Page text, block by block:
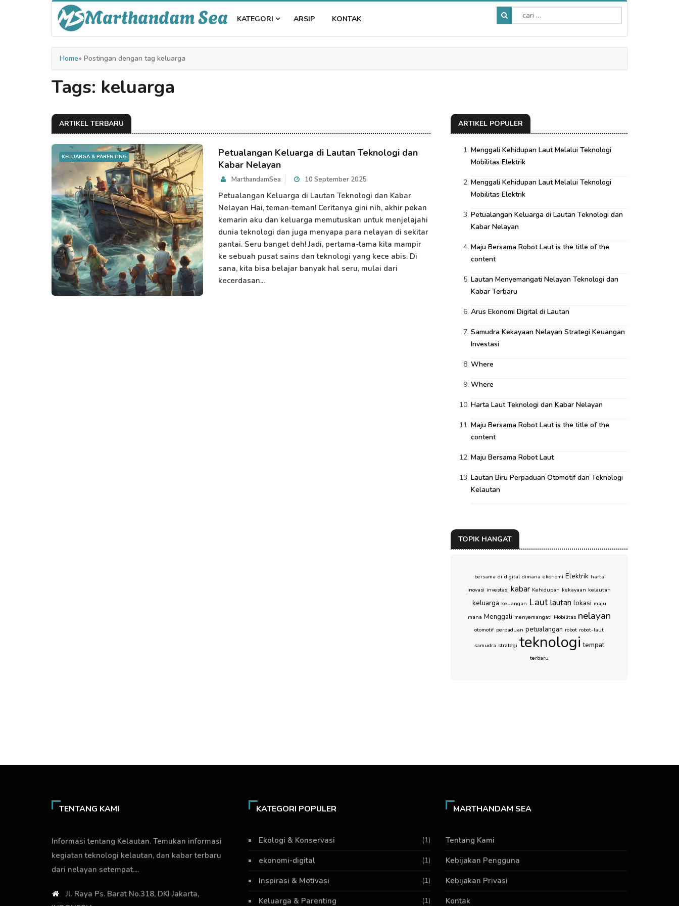
Marthandam Sea KATEGORI ARSIP KONTAK
Home» Postingan dengan tag keluarga
Tags: keluarga
ARTIKEL TERBARU
KELUARGA & PARENTING
Petualangan Keluarga di Lautan Teknologi dan
Kabar Nelayan
MarthandamSea 10 September 2025
Petualangan Keluarga di Lautan Teknologi dan Kabar
Nelayan Hai, teman-teman! Ceritanya gini nih, akhir pekan
kemarin aku dan keluarga memutuskan untuk menjelajahi
dunia teknologi dan juga menyapa para nelayan di sekitar
pantai. Seru banget deh! Jadi, pertama-tama kita mampir
ke sebuah pusat sains dan teknologi yang kece abis. Di
sana, kita bisa belajar banyak hal seru, mulai dari
kecerdasan...
ARTIKEL POPULER
Menggali Kehidupan Laut Melalui Teknologi
Mobilitas Elektrik
Menggali Kehidupan Laut Melalui Teknologi
Mobilitas Elektrik
Petualangan Keluarga di Lautan Teknologi dan
Kabar Nelayan
Maju Bersama Robot Laut is the title of the
content
Lautan Menyemangati Nelayan Teknologi dan
Kabar Terbaru
Arus Ekonomi Digital di Lautan
Samudra Kekayaan Nelayan Strategi Keuangan
Investasi
Where
Where
Harta Laut Teknologi dan Kabar Nelayan
Maju Bersama Robot Laut is the title of the
content
Maju Bersama Robot Laut
Lautan Biru Perpaduan Otomotif dan Teknologi
Kelautan
TOPIK HANGAT
bersama di digital dimana ekonomi Elektrik harta
inovasi investasi kabar Kehidupan kekayaan kelautan
keluarga keuangan Laut lautan lokasi maju
mana Menggali menyemangati Mobilitas nelayan
otomotif perpaduan petualangan robot robot-laut
samudra strategi teknologi tempat
terbaru
TENTANG KAMI
Informasi tentang Kelautan. Temukan informasi
kegiatan teknologi kelautan, dan kabar terbaru
dari nelayan setempat....
Jl. Raya Ps. Barat No.318, DKI Jakarta,
KATEGORI POPULER
Ekologi & Konservasi (1)
ekonomi-digital (1)
Inspirasi & Motivasi (1)
Keluarga & Parenting (1)
MARTHANDAM SEA
Tentang Kami
Kebijakan Pengguna
Kebijakan Privasi
Kontak